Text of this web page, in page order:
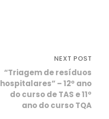
NEXT POST
“Triagem de resíduos
hospitalares” – 12º ano
do curso de TAS e 11º
ano do curso TQA